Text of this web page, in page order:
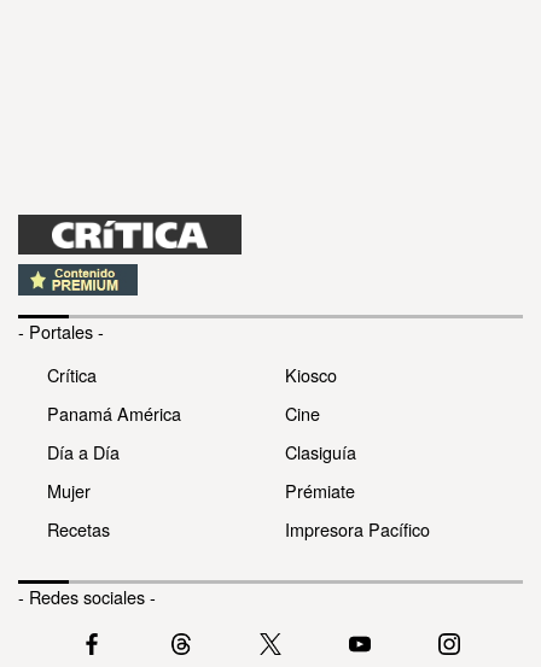
- Portales -
Crítica
Panamá América
Día a Día
Mujer
Recetas
Kiosco
Cine
Clasiguía
Prémiate
Impresora Pacífico
- Redes sociales -